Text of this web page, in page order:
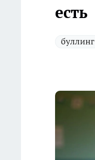
есть
буллинг